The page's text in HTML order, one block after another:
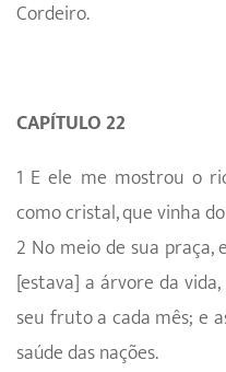
Cordeiro.
CAPÍTULO 22
1 E ele me mostrou o
como cristal, que vinha
2 No meio de sua
[estava] a árvore da
seu fruto a cada mês; e
saúde das nações.